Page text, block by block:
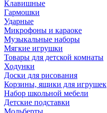
Клавишные
Гармошки
Ударные
Микрофоны и караоке
Музыкальные наборы
Мягкие игрушки
Товары для детской комнаты
Ходунки
Доски для рисования
Корзины, ящики для игрушек
Набор школьной мебели
Детские подставки
Мольберты